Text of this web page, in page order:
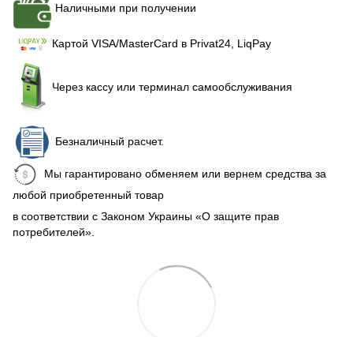
Наличными при получении
Картой VISA/MasterCard в Рrivat24, LiqPay
Через кассу или терминал самообслуживания
Безналичный расчет.
Мы гарантировано обменяем или вернем средства за
любой приобретенный товар
в соответствии с Законом Украины «О защите прав
потребителей».